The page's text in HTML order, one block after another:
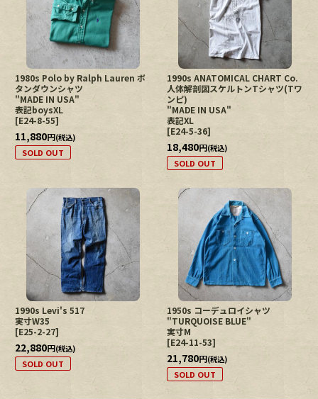
1980s Polo by Ralph Lauren ボ
タンダウンシャツ
"MADE IN USA"
表記boysXL
[E24-8-55]
11,880円(税込)
SOLD OUT
1990s ANATOMICAL CHART Co.
人体解剖図スケルトンTシャツ(Tワ
ンピ)
"MADE IN USA"
表記XL
[E24-5-36]
18,480円(税込)
SOLD OUT
1990s Levi's 517
実寸W35
[E25-2-27]
22,880円(税込)
SOLD OUT
1950s コーデュロイシャツ
"TURQUOISE BLUE"
実寸M
[E24-11-53]
21,780円(税込)
SOLD OUT